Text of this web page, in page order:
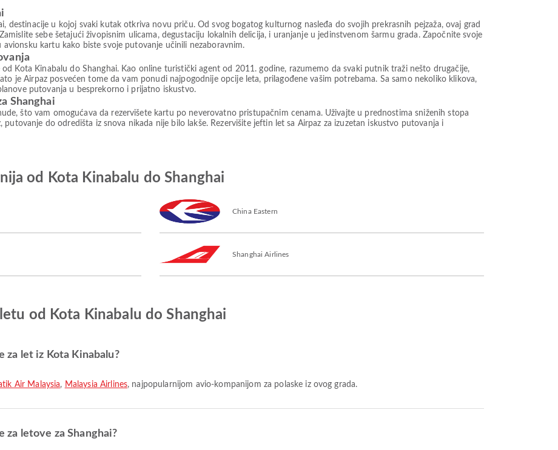
destinacije u kojoj svaki kutak otkriva novu priču. Od svog bogatog kulturnog nasleđa do svojih prekrasnih pejzaža, ovaj grad
sebe šetajući živopisnim ulicama, degustaciju lokalnih delicija, i uranjanje u jedinstvenom šarmu grada. Započnite svoje
kartu kako biste svoje putovanje učinili nezaboravnim.
Kota Kinabalu do Shanghai. Kao online turistički agent od 2011. godine, razumemo da svaki putnik traži nešto drugačije,
je Airpaz posvećen tome da vam ponudi najpogodnije opcije leta, prilagođene vašim potrebama. Sa samo nekoliko klikova,
putovanja u besprekorno i prijatno iskustvo.
Shanghai
što vam omogućava da rezervišete kartu po neverovatno pristupačnim cenama. Uživajte u prednostima sniženih stopa
putovanje do odredišta iz snova nikada nije bilo lakše. Rezervišite jeftin let sa Airpaz za izuzetan iskustvo putovanja i
od Kota Kinabalu do Shanghai
China Eastern
Shanghai Airlines
od Kota Kinabalu do Shanghai
za let iz Kota Kinabalu?
Air Malaysia, Malaysia Airlines, najpopularnijom avio-kompanijom za polaske iz ovog grada.
za letove za Shanghai?